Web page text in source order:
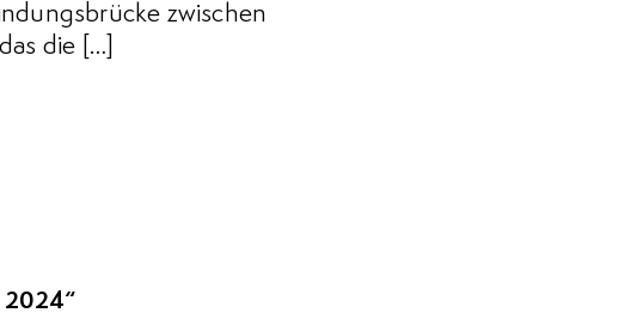
zwischen
die […]
2024“